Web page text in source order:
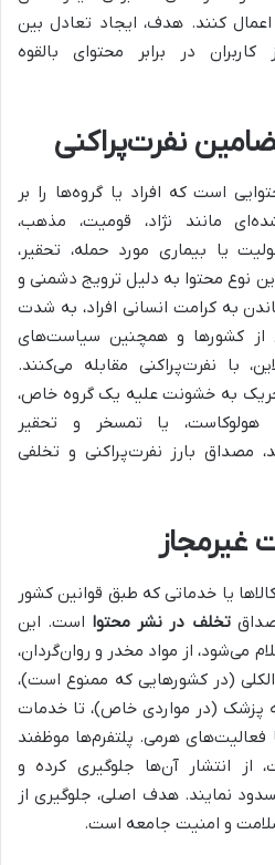
کنند. هدف، ایجاد تعادل بین
در برابر محتوای بالقوه
نفرت‌پراکنی
است که افراد یا گروه‌ها را بر
مانند نژاد، قومیت، مذهب،
یا بیماری مورد حمله، تحقیر،
نوع محتوا به دلیل ترویج دشمنی و
به کرامت انسانی افراد، به شدت
از کشورها و همچنین سیاست‌های
با نفرت‌پراکنی مقابله می‌کنند.
به خشونت علیه یک گروه خاص،
هولوکاست، یا تمسخر و تحقیر
مصداق بارز نفرت‌پراکنی و تخلفی
غیرمجاز
یا خدماتی که طبق قوانین کشور
تخلف در نشر محتوا است. این
می‌شود، از مواد مخدر و روان‌گردان،
(در کشورهایی که ممنوع است)،
پزشک (در مواردی خاص)، تا خدمات
فعالیت‌های هرمی. پلتفرم‌ها موظفند
از انتشار آن‌ها جلوگیری کرده و
نمایند. هدف اصلی، جلوگیری از
و امنیت جامعه است.